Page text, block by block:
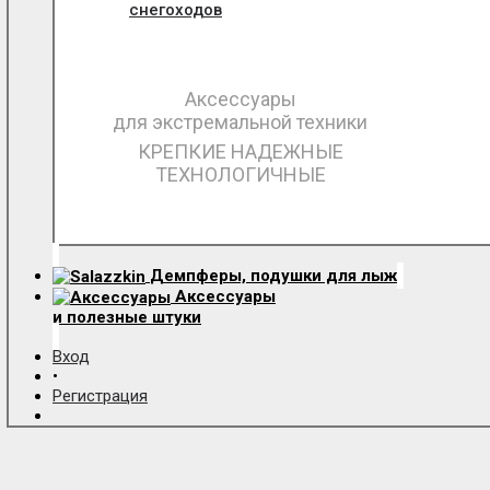
снегоходов
Аксессуары
для экстремальной техники
КРЕПКИЕ НАДЕЖНЫЕ
ТЕХНОЛОГИЧНЫЕ
Демпферы, подушки для лыж
Аксессуары
и полезные штуки
Вход
•
Регистрация